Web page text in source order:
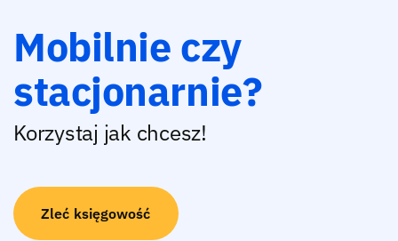
Mobilnie czy
stacjonarnie?
Korzystaj jak chcesz!
Zleć księgowość